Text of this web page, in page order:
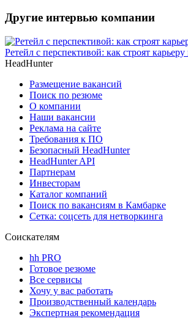
Другие интервью компании
Ретейл с перспективой: как строят
HeadHunter
Размещение вакансий
Поиск по резюме
О компании
Наши вакансии
Реклама на сайте
Требования к ПО
Безопасный HeadHunter
HeadHunter API
Партнерам
Инвесторам
Каталог компаний
Поиск по вакансиям в Камбарке
Сетка: соцсеть для нетворкинга
Соискателям
hh PRO
Готовое резюме
Все сервисы
Хочу у вас работать
Производственный календарь
Экспертная рекомендация